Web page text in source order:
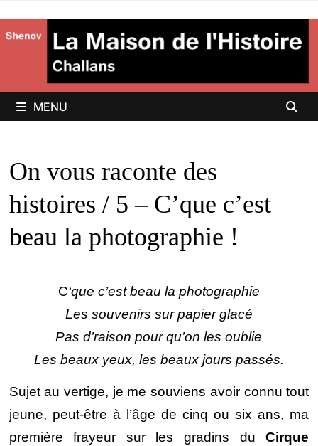
au
contenu
MENU
On vous raconte des
histoires / 5 – C’que c’est
beau la photographie !
C‘que c’est beau la photographie
Les souvenirs sur papier glacé
Pas d’raison pour qu’on les oublie
Les beaux yeux, les beaux jours passés.
Sujet au vertige, je me souviens avoir connu tout
jeune, peut-être à l’âge de cinq ou six ans, ma
première frayeur sur les gradins duCirque